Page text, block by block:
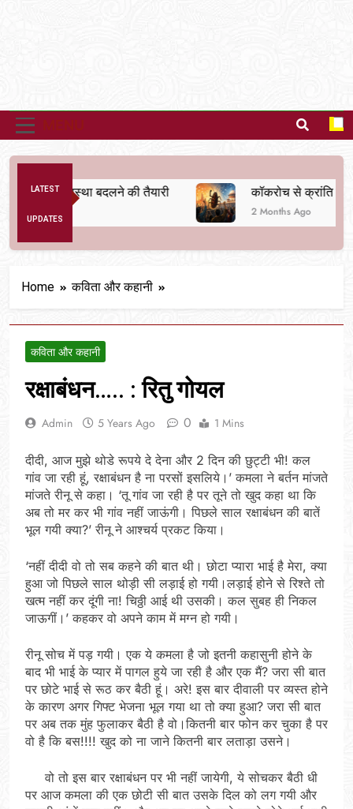
LATEST
UPDATES
व्यवस्था बदलने की तैयारी कॉकरोच से क्रांति तक
2 Months Ago
Home कविता और कहानी
कविता और कहानी
रक्षाबंधन….. : रितु गोयल
Admin 5 Years Ago 0 1 Mins
दीदी, आज मुझे थोडे रूपये दे देना और 2 दिन की छुट्टी भी! कल
गांव जा रही हूं, रक्षाबंधन है ना परसों इसलिये।’ कमला ने बर्तन मांजते
मांजते रीनू से कहा। ‘तू गांव जा रही है पर तूने तो खुद कहा था कि
अब तो मर कर भी गांव नहीं जाऊंगी। पिछले साल रक्षाबंधन की बातें
भूल गयी क्या?’ रीनू ने आश्चर्य प्रकट किया।
‘नहीं दीदी वो तो सब कहने की बात थी। छोटा प्यारा भाई है मेरा, क्या
हुआ जो पिछले साल थोड़ी सी लड़ाई हो गयी।लड़ाई होने से रिश्ते तो
खत्म नहीं कर दूंगी ना! चिठ्ठी आई थी उसकी। कल सुबह ही निकल
जाऊगीं।’ कहकर वो अपने काम में मग्न हो गयी।
रीनू सोच में पड़ गयी। एक ये कमला है जो इतनी कहासुनी होने के
बाद भी भाई के प्यार में पागल हुये जा रही है और एक मैं? जरा सी बात
पर छोटे भाई से रूठ कर बैठी हूं। अरे! इस बार दीवाली पर व्यस्त होने
के कारण अगर गिफ्ट भेजना भूल गया था तो क्या हुआ? जरा सी बात
पर अब तक मुंह फुलाकर बैठी है वो।कितनी बार फोन कर चुका है पर
वो है कि बस!!!! खुद को ना जाने कितनी बार लताड़ा उसने।
वो तो इस बार रक्षाबंधन पर भी नहीं जायेगी, ये सोचकर बैठी धी
पर आज कमला की एक छोटी सी बात उसके दिल को लग गयी और